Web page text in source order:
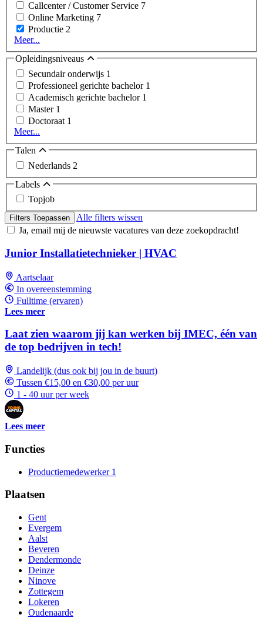
Callcenter / Customer Service 7
Online Marketing 7
Productie 2
Meer...
Opleidingsniveaus
Secundair onderwijs 1
Professioneel gerichte bachelor 1
Academisch gerichte bachelor 1
Master 1
Doctoraat 1
Meer...
Talen
Nederlands 2
Labels
Topjob
Filters Toepassen
Alle filters wissen
Ja, email mij de nieuwste vacatures van deze zoekopdracht!
Junior Installatietechnieker | HVAC
Aartselaar
In overeenstemming
Fulltime (ervaren)
Lees meer
Laat zien waarom jij kan werken bij IMEC, één van
de top bedrijven in tech!
Landelijk (dus ook bij jou in de buurt)
Tussen €15,00 en €30,00 per uur
1 - 40 uur per week
Lees meer
Functies
Productiemedewerker 1
Plaatsen
Gent
Evergem
Aalst
Beveren
Dendermonde
Deinze
Ninove
Zottegem
Lokeren
Oudenaarde